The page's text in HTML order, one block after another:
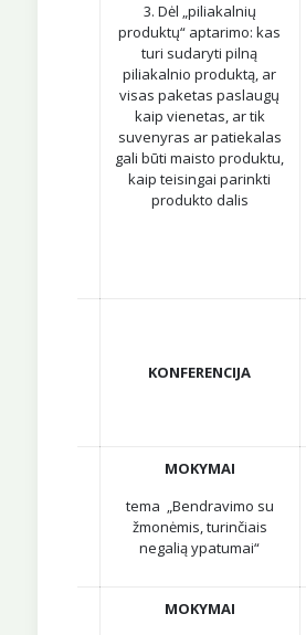
3. Dėl „piliakalnių
produktų“ aptarimo: kas
turi sudaryti pilną
piliakalnio produktą, ar
visas paketas paslaugų
kaip vienetas, ar tik
suvenyras ar patiekalas
gali būti maisto produktu,
kaip teisingai parinkti
produkto dalis
KONFERENCIJA
MOKYMAI
tema „Bendravimo su
žmonėmis, turinčiais
negalią ypatumai“
MOKYMAI